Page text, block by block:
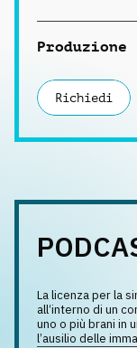
Produzione
Richiedi
La licenza per la
all‘interno di un
uno o più brani in
l’ausilio delle